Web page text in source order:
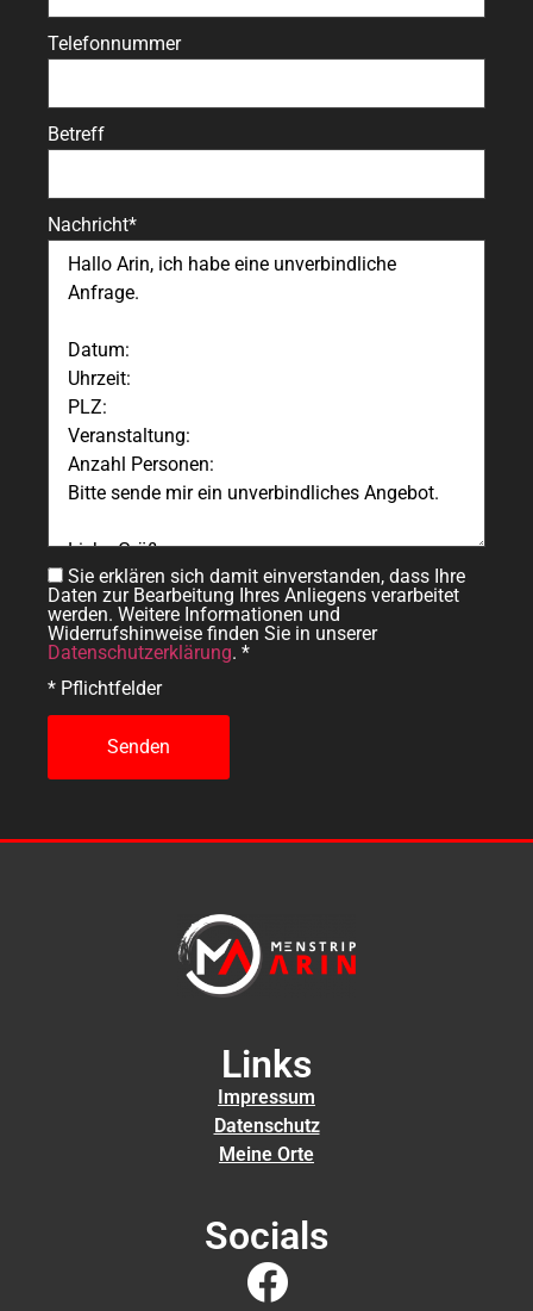
Telefonnummer
Betreff
Nachricht*
Sie erklären sich damit einverstanden, dass Ihre
Daten zur Bearbeitung Ihres Anliegens verarbeitet
werden. Weitere Informationen und
Widerrufshinweise finden Sie in unserer
Datenschutzerklärung. *
* Pflichtfelder
Links
Impressum
Datenschutz
Meine Orte
Socials